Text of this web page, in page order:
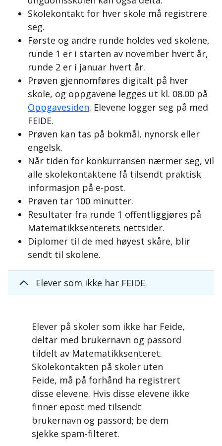
Skolekontakt for hver skole må registrere
seg.
Første og andre runde holdes ved skolene,
runde 1 er i starten av november hvert år,
runde 2 er i januar hvert år.
Prøven gjennomføres digitalt på hver
skole, og oppgavene legges ut kl. 08.00 på
Oppgavesiden. Elevene logger seg på med
FEIDE.
Prøven kan tas på bokmål, nynorsk eller
engelsk.
Når tiden for konkurransen nærmer seg, vil
alle skolekontaktene få tilsendt praktisk
informasjon på e-post.
Prøven tar 100 minutter.
Resultater fra runde 1 offentliggjøres på
Matematikksenterets nettsider.
Diplomer til de med høyest skåre, blir
sendt til skolene.
Elever som ikke har FEIDE
Elever på skoler som ikke har Feide,
deltar med brukernavn og passord
tildelt av Matematikksenteret.
Skolekontakten på skoler uten
Feide, må på forhånd ha registrert
disse elevene. Hvis disse elevene ikke
finner epost med tilsendt
brukernavn og passord; be dem
sjekke spam-filteret.